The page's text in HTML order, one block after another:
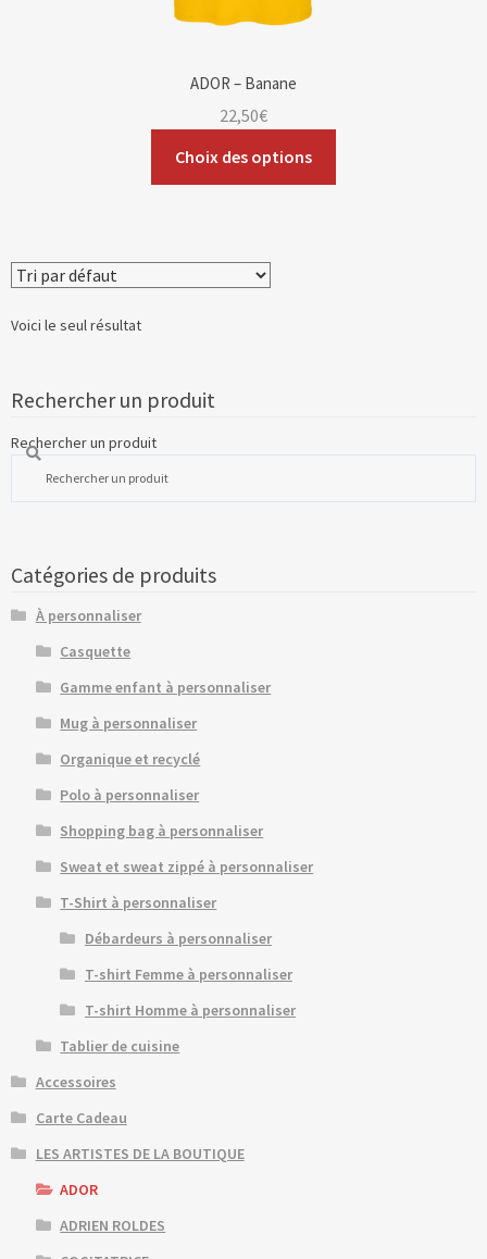
ADOR – Banane
22,50€
Choix des options
Voici le seul résultat
Rechercher un produit
Rechercher un produit
Catégories de produits
À personnaliser
Casquette
Gamme enfant à personnaliser
Mug à personnaliser
Organique et recyclé
Polo à personnaliser
Shopping bag à personnaliser
Sweat et sweat zippé à personnaliser
T-Shirt à personnaliser
Débardeurs à personnaliser
T-shirt Femme à personnaliser
T-shirt Homme à personnaliser
Tablier de cuisine
Accessoires
Carte Cadeau
LES ARTISTES DE LA BOUTIQUE
ADOR
ADRIEN ROLDES